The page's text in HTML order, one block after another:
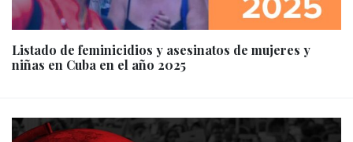
Listado de feminicidios y asesinatos de mujeres y
niñas en Cuba en el año 2025